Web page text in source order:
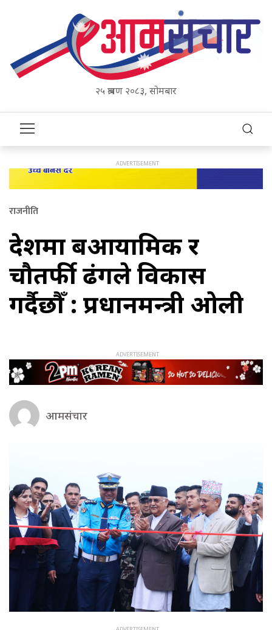
२५ श्रावण २०८३, सोमबार
राजनीति
देशमा बहुआयामिक र
चौतर्फी ढंगले विकास
गर्दैछौँ : प्रधानमन्त्री ओली
आमसंचार